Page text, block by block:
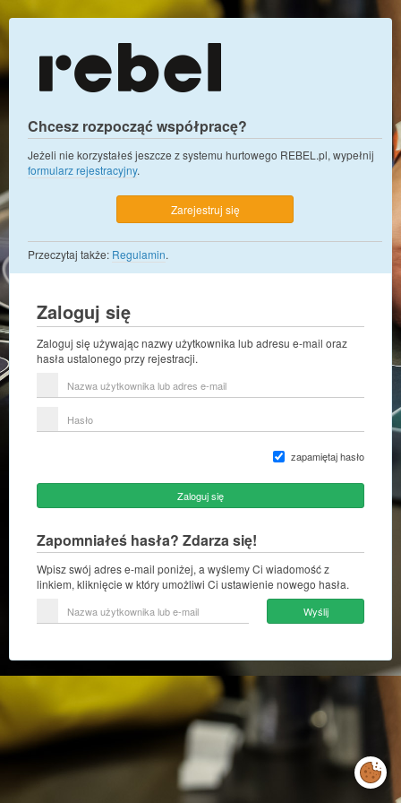
Chcesz rozpocząć współpracę?
Jeżeli nie korzystałeś jeszcze z systemu hurtowego REBEL.pl, wypełnij
formularz rejestracyjny.
Zarejestruj się
Przeczytaj także: Regulamin.
Zaloguj się
Zaloguj się używając nazwy użytkownika lub adresu e-mail oraz
hasła ustalonego przy rejestracji.
użytkownika
e-
zapamiętaj hasło
Zaloguj się
Zapomniałeś hasła? Zdarza się!
Wpisz swój adres e-mail poniżej, a wyślemy Ci wiadomość z
linkiem, kliknięcie w który umożliwi Ci ustawienie nowego hasła.
użytkownika
mail
Wyślij
Zarządzaj
preferencjami
cookies